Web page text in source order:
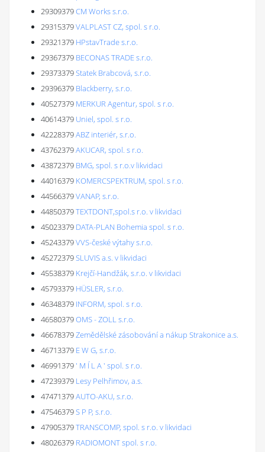
29309379CM Works s.r.o.
29315379VALPLAST CZ, spol. s r.o.
29321379 HPstavTrade s.r.o.
29367379 BECONAS TRADE s.r.o.
29373379Statek Brabcová, s.r.o.
29396379 Blackberry, s.r.o.
40527379 MERKUR Agentur, spol. s r.o.
40614379 Uniel, spol. s r.o.
42228379ABZ interiér, s.r.o.
43762379AKUCAR, spol. s r.o.
43872379 BMG, spol. s r.o.v likvidaci
44016379 KOMERCSPEKTRUM, spol. s r.o.
44566379VANAP, s.r.o.
44850379TEXTDONT,spol.s r.o. v likvidaci
45023379 DATA-PLAN Bohemia spol. s r.o.
45243379VVS-české výtahy s.r.o.
45272379SLUVIS a.s. v likvidaci
45538379 Krejčí-Handžák, s.r.o. v likvidaci
45793379 HÜSLER, s.r.o.
46348379 INFORM, spol. s r.o.
46580379OMS - ZOLL s.r.o.
46678379Zemědělské zásobování a nákup Strakonice a.s.
46713379 E W G, s.r.o.
46991379' M Í L A ' spol. s r.o.
47239379 Lesy Pelhřimov, a.s.
47471379AUTO-AKU, s.r.o.
47546379S P P, s.r.o.
47905379TRANSCOMP, spol. s r.o. v likvidaci
48026379 RADIOMONT spol. s r.o.